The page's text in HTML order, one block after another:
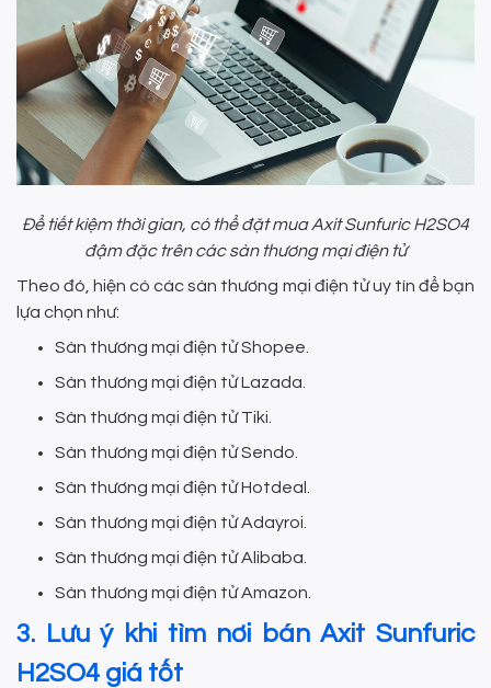
Để tiết kiệm thời gian, có thể đặt mua Axit Sunfuric H2SO4
đậm đặc trên các sàn thương mại điện tử
Theo đó, hiện có các sàn thương mại điện tử uy tín để bạn
lựa chọn như:
Sàn thương mại điện tử Shopee.
Sàn thương mại điện tử Lazada.
Sàn thương mại điện tử Tiki.
Sàn thương mại điện tử Sendo.
Sàn thương mại điện tử Hotdeal.
Sàn thương mại điện tử Adayroi.
Sàn thương mại điện tử Alibaba.
Sàn thương mại điện tử Amazon.
3. Lưu ý khi tìm nơi bán Axit Sunfuric
H2SO4 giá tốt